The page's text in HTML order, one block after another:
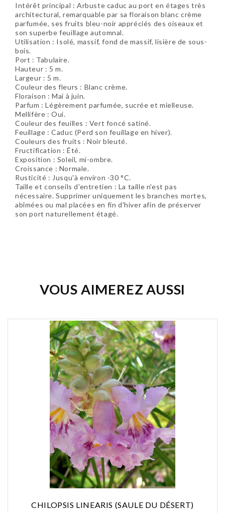
Intérêt principal : Arbuste caduc au port en étages très
architectural, remarquable par sa floraison blanc crème
parfumée, ses fruits bleu-noir appréciés des oiseaux et
son superbe feuillage automnal.
Utilisation : Isolé, massif, fond de massif, lisière de sous-
bois.
Port : Tabulaire.
Hauteur : 5 m.
Largeur : 5 m.
Couleur des fleurs : Blanc crème.
Floraison : Mai à juin.
Parfum : Légèrement parfumée, sucrée et mielleuse.
Mellifère : Oui.
Couleur des feuilles : Vert foncé satiné.
Feuillage : Caduc (Perd son feuillage en hiver).
Couleurs des fruits : Noir bleuté.
Fructification : Été.
Exposition : Soleil, mi-ombre.
Croissance : Normale.
Rusticité : Jusqu'à environ -30 °C.
Taille et conseils d'entretien : La taille n'est pas
nécessaire. Supprimer uniquement les branches mortes,
abîmées ou mal placées en fin d'hiver afin de préserver
son port naturellement étagé.
VOUS AIMEREZ AUSSI
CHILOPSIS LINEARIS (SAULE DU DÉSERT)